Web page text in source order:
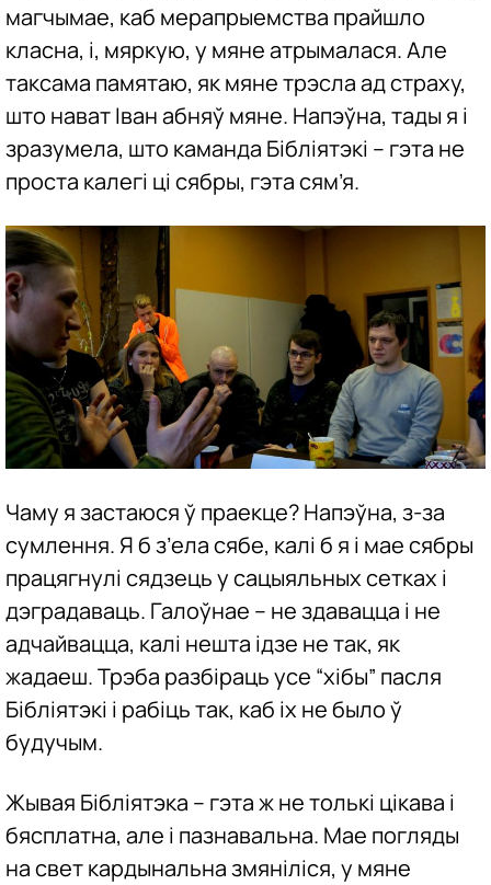
магчымае, каб мерапрыемства прайшло
класна, і, мяркую, у мяне атрымалася. Але
таксама памятаю, як мяне трэсла ад страху,
што нават Іван абняў мяне. Напэўна, тады я і
зразумела, што каманда Бібліятэкі – гэта не
проста калегі ці сябры, гэта сям’я.
Чаму я застаюся ў праекце? Напэўна, з-за
сумлення. Я б з’ела сябе, калі б я і мае сябры
працягнулі сядзець у сацыяльных сетках і
дэградаваць. Галоўнае – не здавацца і не
адчайвацца, калі нешта ідзе не так, як
жадаеш. Трэба разбіраць усе “хібы” пасля
Бібліятэкі і рабіць так, каб іх не было ў
будучым.
Жывая Бібліятэка – гэта ж не толькі цікава і
бясплатна, але і пазнавальна. Мае погляды
на свет кардынальна змяніліся, у мяне